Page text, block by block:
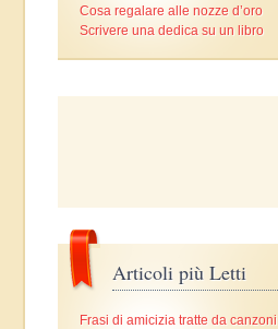
Cosa regalare alle nozze d’oro
Scrivere una dedica su un libro
Articoli più Letti
Frasi di amicizia tratte da canzoni